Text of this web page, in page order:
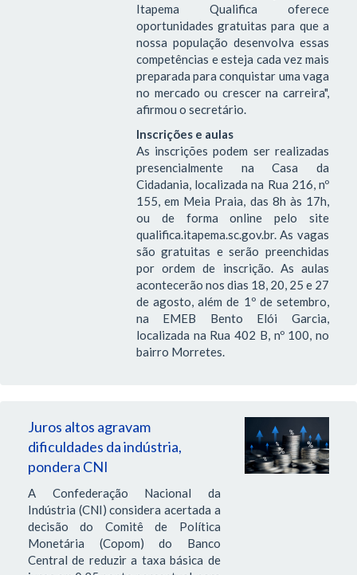
Itapema Qualifica oferece
oportunidades gratuitas para que a
nossa população desenvolva essas
competências e esteja cada vez mais
preparada para conquistar uma vaga
no mercado ou crescer na carreira",
afirmou o secretário.
Inscrições e aulas
As inscrições podem ser realizadas
presencialmente na Casa da
Cidadania, localizada na Rua 216, nº
155, em Meia Praia, das 8h às 17h,
ou de forma online pelo site
qualifica.itapema.sc.gov.br. As vagas
são gratuitas e serão preenchidas
por ordem de inscrição. As aulas
acontecerão nos dias 18, 20, 25 e 27
de agosto, além de 1º de setembro,
na EMEB Bento Elói Garcia,
localizada na Rua 402 B, nº 100, no
bairro Morretes.
Juros altos agravam
dificuldades da indústria,
pondera CNI
A Confederação Nacional da
Indústria (CNI) considera acertada a
decisão do Comitê de Política
Monetária (Copom) do Banco
Central de reduzir a taxa básica de